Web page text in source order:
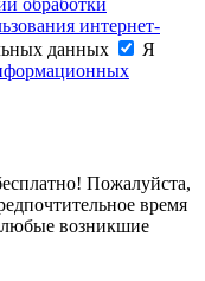
интернет-
данных
Я
Пожалуйста,
время
любые возникшие